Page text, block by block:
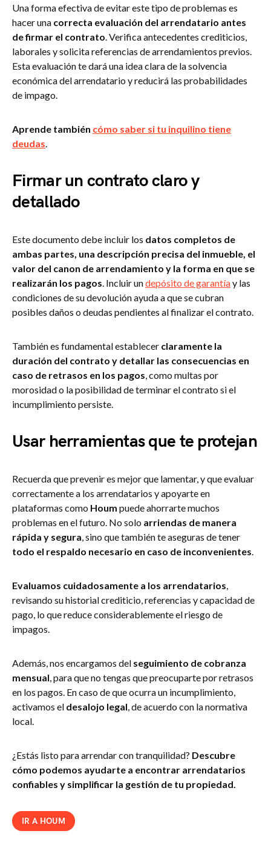
Una forma efectiva de evitar este tipo de problemas es
hacer una correcta evaluación del arrendatario antes
de firmar el contrato. Verifica antecedentes crediticios,
laborales y solicita referencias de arrendamientos previos.
Esta evaluación te dará una idea clara de la solvencia
económica del arrendatario y reducirá las probabilidades
de impago.
Aprende también cómo saber si tu inquilino tiene
deudas.
Firmar un contrato claro y
detallado
Este documento debe incluir los datos completos de
ambas partes, una descripción precisa del inmueble, el
valor del canon de arrendamiento y la forma en que se
realizarán los pagos. Incluir undepósito de garantíay las
condiciones de su devolución ayuda a que se cubran
posibles daños o deudas pendientes al finalizar el contrato.
También es fundamental establecer claramente la
duración del contrato y detallar las consecuencias en
caso de retrasos en los pagos, como multas por
morosidad o la posibilidad de terminar el contrato si el
incumplimiento persiste.
Usar herramientas que te protejan
Recuerda que prevenir es mejor que lamentar, y que evaluar
correctamente a los arrendatarios y apoyarte en
plataformas como Houm puede ahorrarte muchos
problemas en el futuro. No solo arriendas de manera
rápida y segura, sino que también te aseguras de tener
todo el respaldo necesario en caso de inconvenientes.
Evaluamos cuidadosamente a los arrendatarios,
revisando su historial crediticio, referencias y capacidad de
pago, lo que reduce considerablemente el riesgo de
impagos.
Además, nos encargamos del seguimiento de cobranza
mensual, para que no tengas que preocuparte por retrasos
en los pagos. En caso de que ocurra un incumplimiento,
activamos el desalojo legal, de acuerdo con la normativa
local.
¿Estás listo para arrendar con tranquilidad? Descubre
cómo podemos ayudarte a encontrar arrendatarios
confiables y simplificar la gestión de tu propiedad.
IR A HOUM